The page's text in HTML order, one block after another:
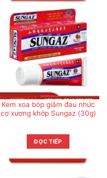
Kem xoa bóp giảm đau nhức
cơ xương khớp Sungaz (30g)
ĐỌC TIẾP